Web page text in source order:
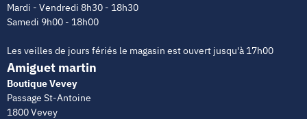
Mardi - Vendredi 8h30 - 18h30
Samedi 9h00 - 18h00
Les veilles de jours fériés le magasin est ouvert jusqu'à 17h00
Amiguet martin
Boutique Vevey
Passage St-Antoine
1800 Vevey